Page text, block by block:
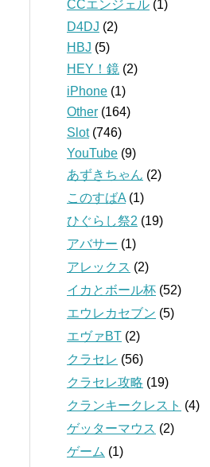
CCエンジェル (1)
D4DJ (2)
HBJ (5)
HEY！鏡 (2)
iPhone (1)
Other (164)
Slot(746)
YouTube (9)
あずきちゃん (2)
このすばA (1)
ひぐらし祭2 (19)
アバサー (1)
アレックス (2)
イカとボール杯 (52)
エウレカセブン (5)
エヴァBT (2)
クラセレ (56)
クラセレ攻略 (19)
クランキークレスト (4)
ゲッターマウス (2)
ゲーム (1)